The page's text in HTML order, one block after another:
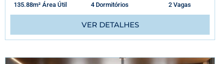
135.88m² Área Útil 4 Dormitórios 2 Vagas
VER DETALHES